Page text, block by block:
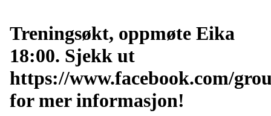
Treningsøkt, oppmøte Eika
18:00. Sjekk ut
https://www.facebook.com/
for mer informasjon!